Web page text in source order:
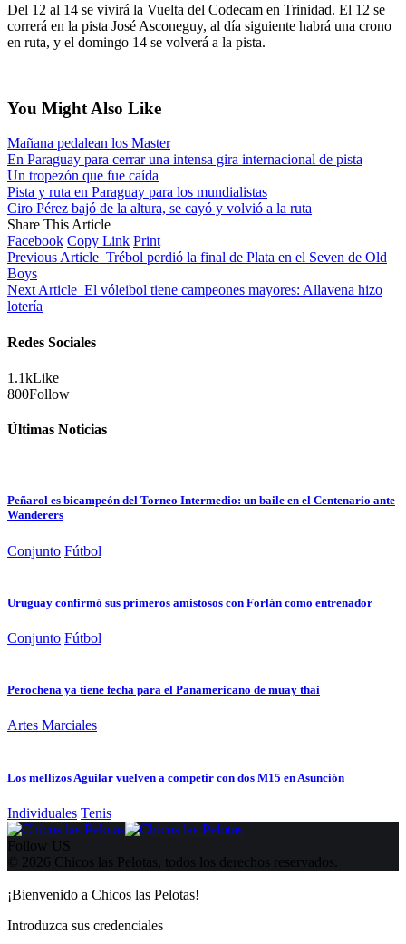
Del 12 al 14 se vivirá la Vuelta del Codecam en Trinidad. El 12 se
correrá en la pista José Asconeguy, al día siguiente habrá una crono
en ruta, y el domingo 14 se volverá a la pista.
You Might Also Like
Mañana pedalean los Master
En Paraguay para cerrar una intensa gira internacional de pista
Un tropezón que fue caída
Pista y ruta en Paraguay para los mundialistas
Ciro Pérez bajó de la altura, se cayó y volvió a la ruta
Share This Article
Facebook Copy Link Print
Previous Article Trébol perdió la final de Plata en el Seven de Old
Boys
Next Article El vóleibol tiene campeones mayores: Allavena hizo
lotería
Redes Sociales
1.1kLike
800Follow
Últimas Noticias
Peñarol es bicampeón del Torneo Intermedio: un baile en el Centenario ante
Wanderers
Conjunto Fútbol
Uruguay confirmó sus primeros amistosos con Forlán como entrenador
Conjunto Fútbol
Perochena ya tiene fecha para el Panamericano de muay thai
Artes Marciales
Los mellizos Aguilar vuelven a competir con dos M15 en Asunción
Individuales Tenis
Follow US
© 2026 Chicos las Pelotas, todos los derechos reservados.
¡Bienvenido a Chicos las Pelotas!
Introduzca sus credenciales